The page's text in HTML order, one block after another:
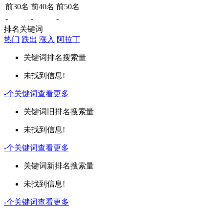
前30名 前40名 前50名
-
-
-
排名关键词
热门 跌出 涨入 阿拉丁
关键词排名搜索量
未找到信息!
-个关键词查看更多
关键词 旧排名搜索量
未找到信息!
-个关键词查看更多
关键词新排名搜索量
未找到信息!
-个关键词查看更多